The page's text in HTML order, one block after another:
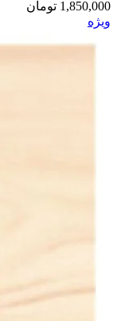
1,850,000 تومان
ویژه